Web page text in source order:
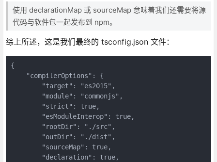
使用 declarationMap 或 sourceMap 意味着我们还需要将源
代码与软件包一起发布到 npm。
综上所述，这是我们最终的 tsconfig.json 文件：
{
    "compilerOptions": {
        "target": "es2015",
        "module": "commonjs",
        "strict": true,
        "esModuleInterop": true,
        "rootDir": "./src",
        "outDir": "./dist",
        "sourceMap": true,
        "declaration": true,